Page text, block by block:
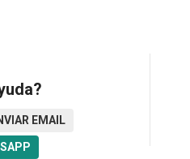
EMAIL